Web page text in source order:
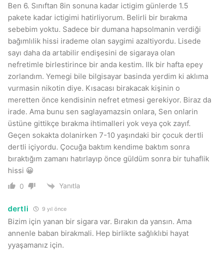
Ben 6. Sınıftan 8in sonuna kadar ictigim günlerde 1.5
pakete kadar ictigimi hatirliyorum. Belirli bir bırakma
sebebim yoktu. Sadece bir dumana hapsolmanin verdiği
bağımlılik hissi irademe olan saygimi azaltiyordu. Lisede
sayı daha da artabilir endişesini de sigaraya olan
nefretimle birlestirince bir anda kestim. Ilk bir hafta epey
zorlandım. Yemegi bile bilgisayar basinda yerdim ki aklıma
vurmasin nikotin diye. Kısacası birakacak kişinin o
meretten önce kendisinin nefret etmesi gerekiyor. Biraz da
irade. Ama bunu sen saglayamazsin onlara, Sen onlarin
üstüne gittikçe bırakma ihtimalleri yok veya çok zayıf.
Geçen sokakta dolanirken 7-10 yaşındaki bir çocuk dertli
dertli içiyordu. Çocuğa baktım kendime baktım sonra
bıraktığım zamanı hatırlayıp önce güldüm sonra bir tuhaflik
hissi 😀
0 Yanıtla
dertli 9 yıl önce
Bizim için yanan bir sigara var. Bırakın da yansın. Ama
annenle baban birakmali. Hep birlikte sağlıklıbi hayat
yyaşamanız için.